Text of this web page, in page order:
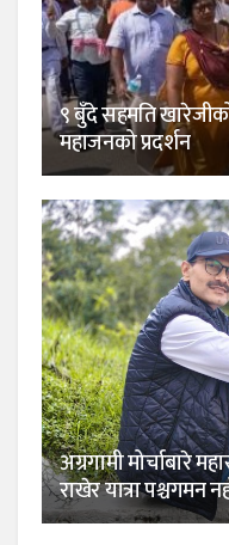
९ बुँदे सहमति
महाजनको प्रदर्शन
अग्रगामी मोर्चाबारे
राखेर यात्रा पश्चगमन